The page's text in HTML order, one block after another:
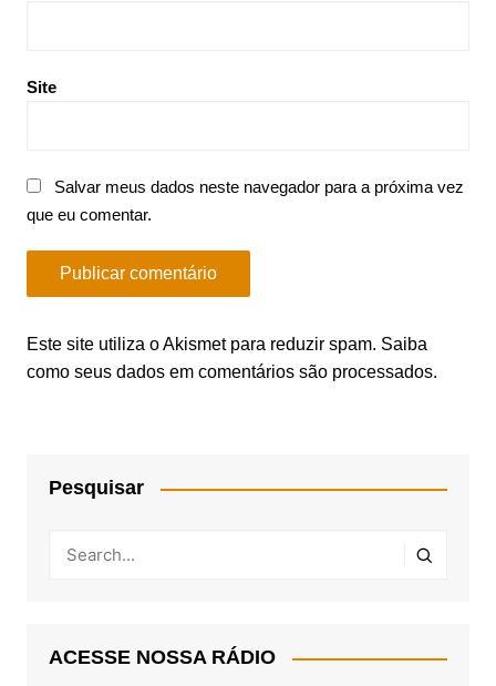
Site
Salvar meus dados neste navegador para a próxima vez
que eu comentar.
Este site utiliza o Akismet para reduzir spam. Saiba
como seus dados em comentários são processados.
Pesquisar
ACESSE NOSSA RÁDIO